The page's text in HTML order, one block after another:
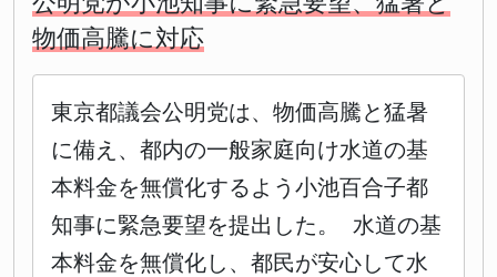
物価高騰に対応
東京都議会公明党は、物価高騰と猛暑
に備え、都内の一般家庭向け水道の基
本料金を無償化するよう小池百合子都
知事に緊急要望を提出した。 水道の基
本料金を無償化し、都民が安心して水